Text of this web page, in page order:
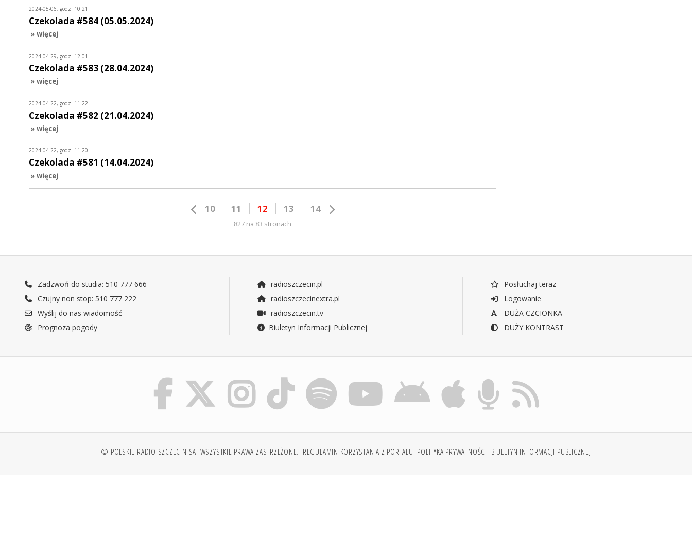
2024-05-06, godz. 10:21
Czekolada #584 (05.05.2024)
» więcej
2024-04-29, godz. 12:01
Czekolada #583 (28.04.2024)
» więcej
2024-04-22, godz. 11:22
Czekolada #582 (21.04.2024)
» więcej
2024-04-22, godz. 11:20
Czekolada #581 (14.04.2024)
» więcej
10 11 12 13 14
827 na 83 stronach
Zadzwoń do studia: 510 777 666
Czujny non stop: 510 777 222
Wyślij do nas wiadomość
Prognoza pogody
radioszczecin.pl
radioszczecinextra.pl
radioszczecin.tv
Biuletyn Informacji Publicznej
Posłuchaj teraz
Logowanie
DUŻA CZCIONKA
DUŻY KONTRAST
© POLSKIE RADIO SZCZECIN SA. WSZYSTKIE PRAWA ZASTRZEŻONE. REGULAMIN KORZYSTANIA Z PORTALU POLITYKA PRYWATNOŚCI BIULETYN INFORMACJI PUBLICZNEJ